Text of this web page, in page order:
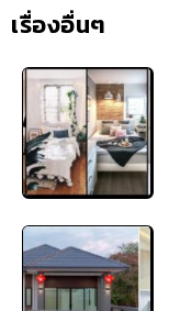
เรื่องอื่นๆ